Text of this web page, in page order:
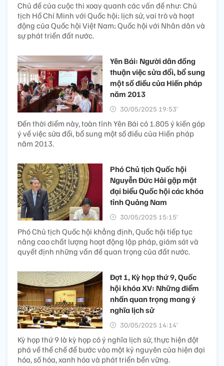
Chủ đề của cuộc thi xoay quanh các vấn đề như: Chủ
tịch Hồ Chí Minh với Quốc hội; lịch sử, vai trò và hoạt
động của Quốc hội Việt Nam; Quốc hội với Nhân dân và
sự phát triển đất nước.
Yên Bái: Người dân đồng
thuận việc sửa đổi, bổ sung
một số điều của Hiến pháp
năm 2013
30/05/2025 19:53’
Đến thời điểm này, toàn tỉnh Yên Bái có 1.805 ý kiến góp
ý về việc sửa đổi, bổ sung một số điều của Hiến pháp
năm 2013.
Phó Chủ tịch Quốc hội
Nguyễn Đức Hải gặp mặt
đại biểu Quốc hội các khóa
tỉnh Quảng Nam
30/05/2025 15:15’
Phó Chủ tịch Quốc hội khẳng định, Quốc hội tiếp tục
nâng cao chất lượng hoạt động lập pháp, giám sát và
quyết định những vấn đề quan trọng của đất nước.
Đợt 1, Kỳ họp thứ 9, Quốc
hội khóa XV: Những điểm
nhấn quan trọng mang ý
nghĩa lịch sử
30/05/2025 14:14’
Kỳ họp thứ 9 là kỳ họp có ý nghĩa lịch sử, thực hiện đột
phá về thể chế để bước vào một kỷ nguyên của hiện đại
hóa, số hóa, xanh hóa và phát triển bền vững.